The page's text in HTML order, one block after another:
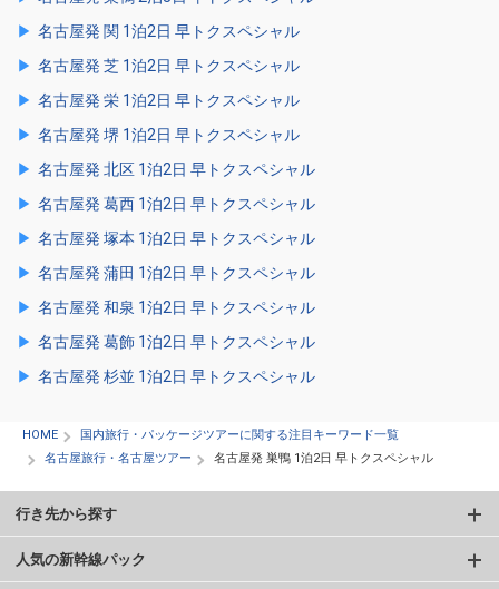
名古屋発 関 1泊2日 早トクスペシャル
名古屋発 芝 1泊2日 早トクスペシャル
名古屋発 栄 1泊2日 早トクスペシャル
名古屋発 堺 1泊2日 早トクスペシャル
名古屋発 北区 1泊2日 早トクスペシャル
名古屋発 葛西 1泊2日 早トクスペシャル
名古屋発 塚本 1泊2日 早トクスペシャル
名古屋発 蒲田 1泊2日 早トクスペシャル
名古屋発 和泉 1泊2日 早トクスペシャル
名古屋発 葛飾 1泊2日 早トクスペシャル
名古屋発 杉並 1泊2日 早トクスペシャル
HOME
国内旅行・パッケージツアーに関する注目キーワード一覧
名古屋旅行・名古屋ツアー
名古屋発 巣鴨 1泊2日 早トクスペシャル
行き先から探す
人気の新幹線パック